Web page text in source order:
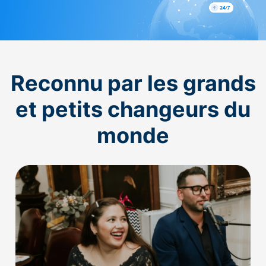
Reconnu par les grands
et petits changeurs du
monde